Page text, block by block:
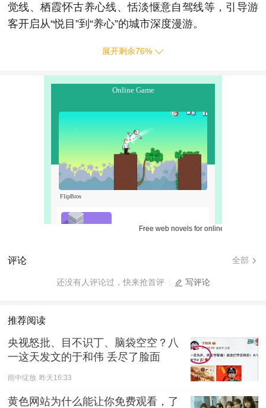
觉线、栖霞怀古养心线、恬淡惬意自驾线等，引导游
客开启从“悦目”到“养心”的城市深度漫游。
展开剩余76%
Free web novels for online reading.
评论 全部
还没有人评论过，快来抢首评 写评论
推荐阅读
央视怒批、目不识丁、脑袋空空？八
一这天发文的于和伟 丢尽了脸面
雨中绽放 昨天16:33
黄色网站为什么能让你免费观看，了